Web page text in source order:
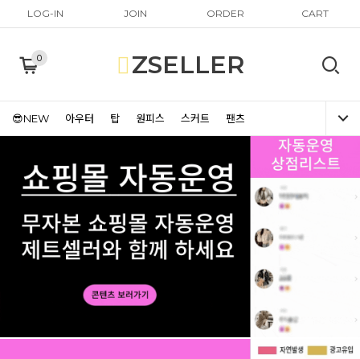
LOG-IN JOIN ORDER CART
0 ZSELLER
😎NEW 아우터 탑 원피스 스커트 팬츠